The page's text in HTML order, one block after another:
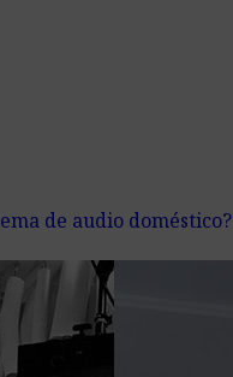
de audio doméstico?